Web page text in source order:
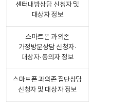
센터내방상담 신청자 및
대상자 정보
스마트폰 과의존
가정방문상담 신청자·
대상자·동의자 정보
스마트폰 과의존 집단상담
신청자 및 대상자 정보